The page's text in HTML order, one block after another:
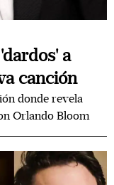
a
canción
donde revela
Orlando Bloom